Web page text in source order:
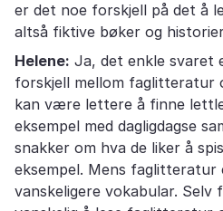
er det noe forskjell på det å
altså fiktive bøker og
Helene: Ja, det enkle svaret
forskjell mellom faglitteratur
kan være lettere å finne
eksempel med dagligdagse
snakker om hva de liker å
eksempel. Mens
vanskeligere vokabular. Selv